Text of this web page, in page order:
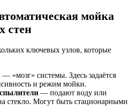
мойка
стен
ключевых узлов, которые
— «мозг» системы. Здесь задаётся
и режим мойки.
— подают воду или
стекло. Могут быть стационарными